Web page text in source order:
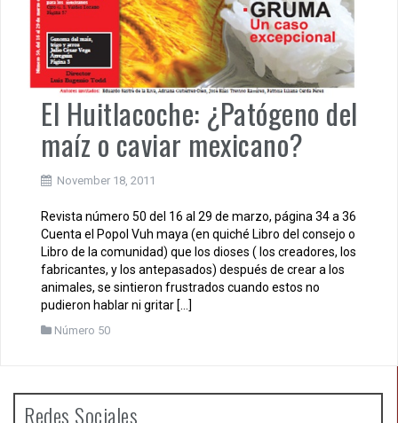
El Huitlacoche: ¿Patógeno del
maíz o caviar mexicano?
November 18, 2011
Revista número 50 del 16 al 29 de marzo, página 34 a 36
Cuenta el Popol Vuh maya (en quiché Libro del consejo o
Libro de la comunidad) que los dioses ( los creadores, los
fabricantes, y los antepasados) después de crear a los
animales, se sintieron frustrados cuando estos no
pudieron hablar ni gritar […]
Número 50
Redes Sociales